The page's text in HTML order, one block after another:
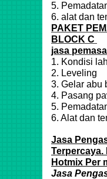
5.
6. alat dan
PAKET
BLOCK C
jasa
1. Kondisi
2. Leveling
3. Gelar abu
4. Pasang
5.
6. Alat dan
Jasa
Terpercaya.
Hotmix Per
Jasa